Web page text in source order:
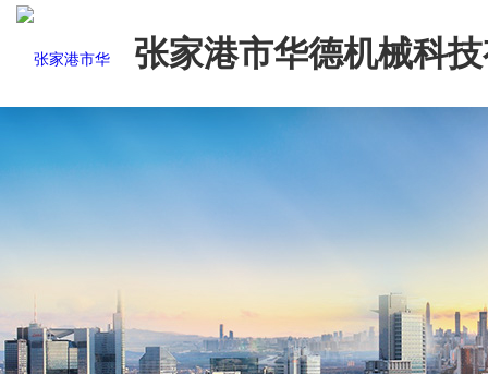
张家港市华德机械科
司